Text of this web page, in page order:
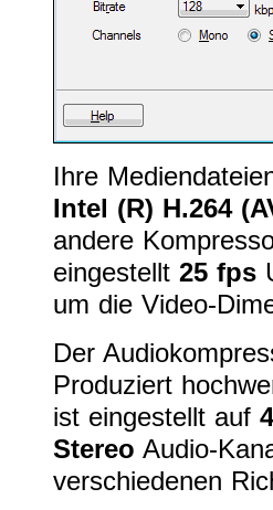
Ihre
Intel (R) H.264
andere
eingestellt 25 fps
um die Video-
Der
Produziert
ist eingestellt auf
Stereo Audio-
verschiedenen